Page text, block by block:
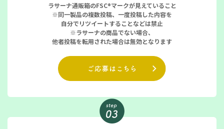
ラサーナ通販箱のFSC®マークが見えていること
※同一製品の複数投稿、一度投稿した内容を
自分でリツイートすることなどは禁止
※ラサーナの商品でない場合、
他者投稿を転用された場合は無効となります